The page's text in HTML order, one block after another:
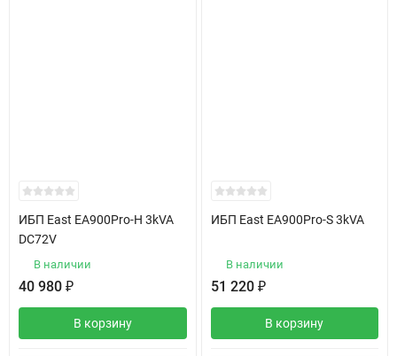
ИБП East EA900Pro-H 3kVA
DC72V
В наличии
40 980 ₽
В корзину
ИБП East EA900Pro-S 3kVA
В наличии
51 220 ₽
В корзину